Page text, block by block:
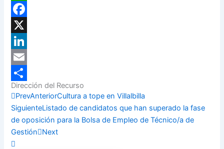
WhatsApp
Facebook
X
LinkedIn
Email
Compartir
Dirección del Recurso
PrevAnteriorCultura a tope en Villalbilla
SiguienteListado de candidatos que han superado la fase
de oposición para la Bolsa de Empleo de Técnico/a de
Gestión
Next